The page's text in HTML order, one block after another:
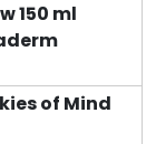
150 ml
of Mind